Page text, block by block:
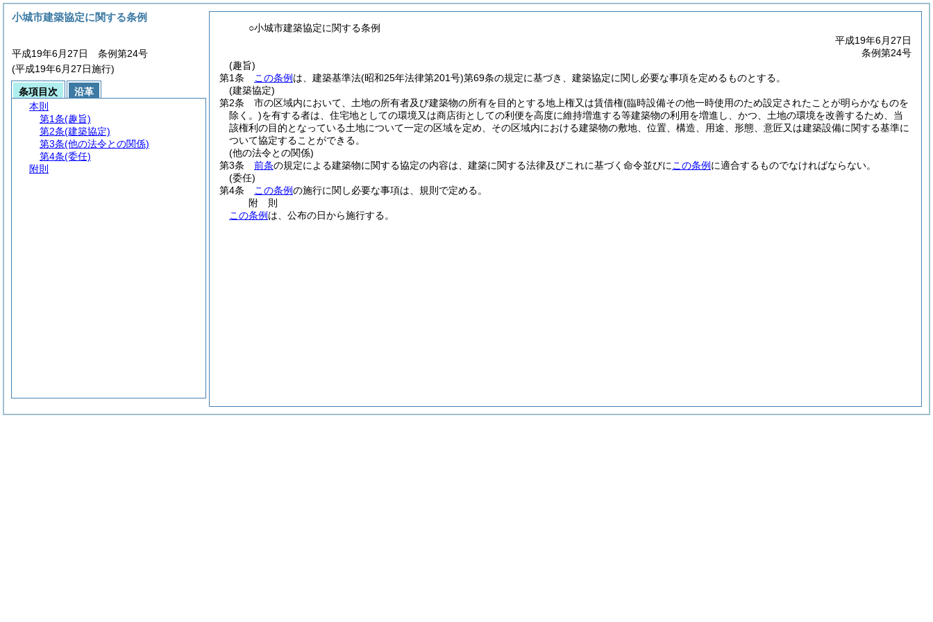
○小城市建築協定に関する条例
平成19年6月27日
条例第24号
(趣旨)
第1条
この条例 は、建築基準法(昭和25年法律第201号)第69条の規定に基づき、建築協定に関し必要な事項を定めるものとする。
(建築協定)
第2条
市の区域内において、土地の所有者及び建築物の所有を目的とする地上権又は賃借権(臨時設備その他一時使用のため設定されたことが明らかなものを
除く。)を有する者は、住宅地としての環境又は商店街としての利便を高度に維持増進する等建築物の利用を増進し、かつ、土地の環境を改善するため、当
該権利の目的となっている土地について一定の区域を定め、その区域内における建築物の敷地、位置、構造、用途、形態、意匠又は建築設備に関する基準に
ついて協定することができる。
(他の法令との関係)
第3条
前条の規定による建築物に関する協定の内容は、建築に関する法律及びこれに基づく命令並びに この条例 に適合するものでなければならない。
(委任)
第4条
この条例の施行に関し必要な事項は、規則で定める。
附 則
この条例 は、公布の日から施行する。
小城市建築協定に関する条例
平成19年6月27日 条例第24号
(平成19年6月27日施行)
条項目次
沿革
本則
第1条(趣旨)
第2条(建築協定)
第3条(他の法令との関係)
第4条(委任)
附則